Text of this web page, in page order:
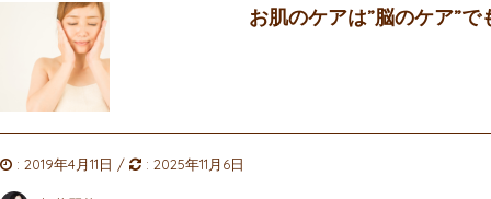
お肌のケアは”脳のケア”
: 2019年4月11日 / : 2025年11月6日